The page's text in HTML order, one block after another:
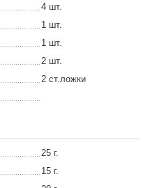
4 шт.
1 шт.
1 шт.
2 шт.
2 ст.ложки
25 г.
15 г.